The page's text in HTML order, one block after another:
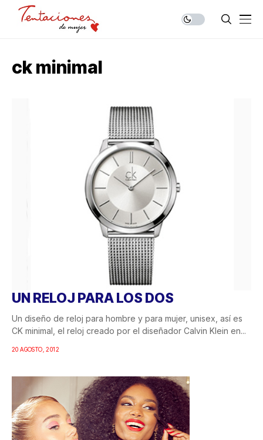
ck minimal
UN RELOJ PARA LOS DOS
Un diseño de reloj para hombre y para mujer, unisex, así es
CK minimal, el reloj creado por el diseñador Calvin Klein en...
20 AGOSTO, 2012